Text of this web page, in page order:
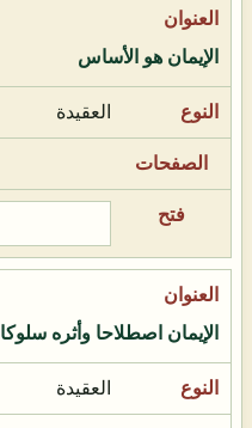
الإيمان هو الأساس
العقيدة
الإيمان اصطلاحا وأثره سلوكا
العقيدة